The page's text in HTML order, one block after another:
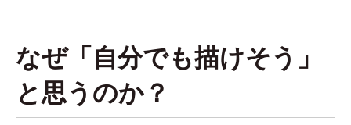
なぜ「自分でも描けそう」
と思うのか？